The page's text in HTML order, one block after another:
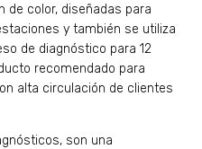
color, diseñadas para
y también se utiliza
de diagnóstico para 12
recomendado para
alta circulación de clientes
son una